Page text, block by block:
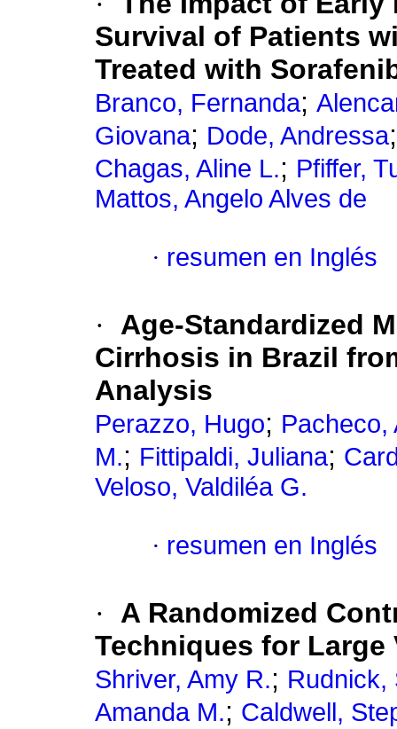
Survival of Patients
Treated with
Branco, Fernanda;
Giovana; Dode, Andressa
Chagas, Aline L.; Pfiffer,
Mattos, Angelo Alves de
· resumen en Inglés
·
Age-Standardized
Cirrhosis in Brazil
Analysis
Perazzo, Hugo; Pacheco,
M.; Fittipaldi, Juliana;
Veloso, Valdiléa G.
· resumen en Inglés
·
A Randomized
Techniques for Large
Shriver, Amy R.; Rudnick,
Amanda M.; Caldwell,